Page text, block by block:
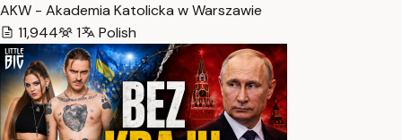
AKW - Akademia Katolicka w Warszawie
11,944
1 Polish